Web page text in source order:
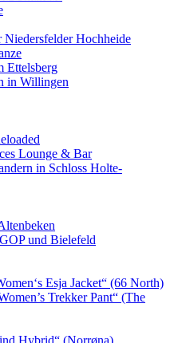
Niedersfelder Hochheide
Ettelsberg
in Willingen
Lounge & Bar
in Schloss Holte-
und Bielefeld
Esja Jacket“ (66 North)
Trekker Pant“ (The
Hybrid“ (Norrøna)